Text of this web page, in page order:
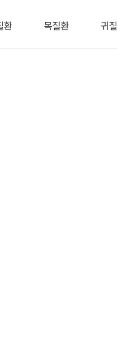
환 목질환 귀터